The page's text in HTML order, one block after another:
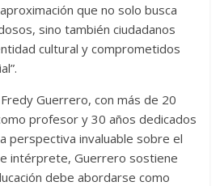
que no solo busca
sino también ciudadanos
cultural y comprometidos
Guerrero, con más de 20
profesor y 30 años dedicados
perspectiva invaluable sobre el
intérprete, Guerrero sostiene
debe abordarse como